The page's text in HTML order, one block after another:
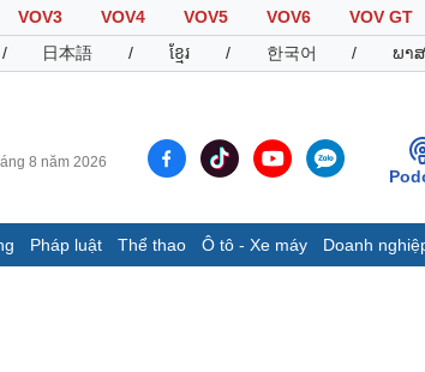
VOV3 VOV4 VOV5 VOV6
VOV GT
/ 日本語 / ខ្មែរ / 한국어 / ພາ
8 năm 2026
Pháp luật Thể thao Ô tô - Xe máy Doanh